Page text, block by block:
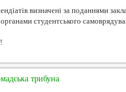
визначені за поданнями
студентського
трибуна